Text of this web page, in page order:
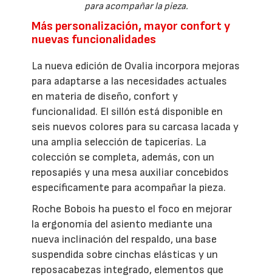
para acompañar la pieza.
Más personalización, mayor confort y
nuevas funcionalidades
La nueva edición de Ovalia incorpora mejoras
para adaptarse a las necesidades actuales
en materia de diseño, confort y
funcionalidad. El sillón está disponible en
seis nuevos colores para su carcasa lacada y
una amplia selección de tapicerías. La
colección se completa, además, con un
reposapiés y una mesa auxiliar concebidos
específicamente para acompañar la pieza.
Roche Bobois ha puesto el foco en mejorar
la ergonomía del asiento mediante una
nueva inclinación del respaldo, una base
suspendida sobre cinchas elásticas y un
reposacabezas integrado, elementos que